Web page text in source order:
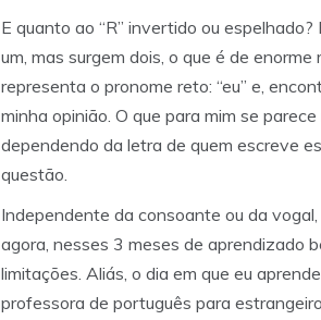
E quanto ao “R” invertido ou
um, mas surgem dois, o que é de
representa o pronome reto: “eu” e,
minha opinião. O que para mim se
dependendo da letra de quem escreve
questão.
Independente da consoante ou da
agora, nesses 3 meses de aprendizado
limitações. Aliás, o dia em que eu
professora de português para